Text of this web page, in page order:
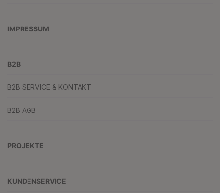
IMPRESSUM
B2B
B2B SERVICE & KONTAKT
B2B AGB
PROJEKTE
KUNDENSERVICE